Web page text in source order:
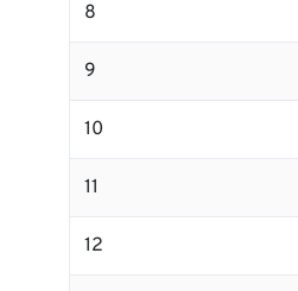
8
9
10
11
12